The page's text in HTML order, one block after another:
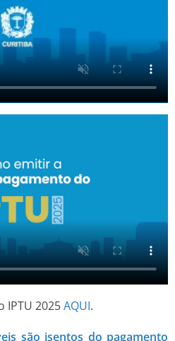
IPTU 2025AQUI.
são isentos do pagamento